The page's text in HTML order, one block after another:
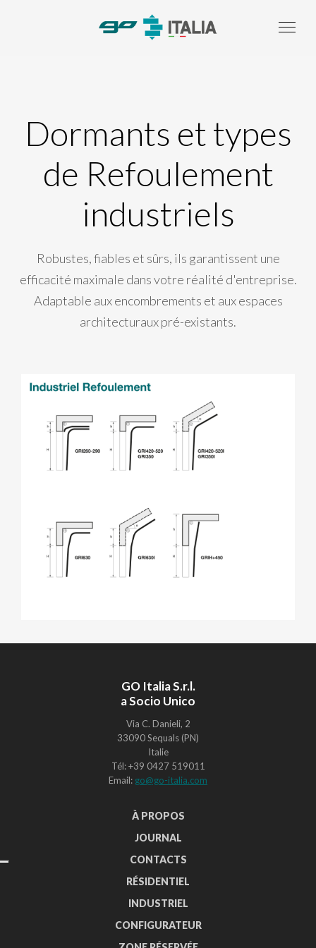
Dormants et types
de Refoulement
industriels
Robustes, fiables et sûrs, ils garantissent une
efficacité maximale dans votre réalité d'entreprise.
Adaptable aux encombrements et aux espaces
architecturaux pré-existants.
GO Italia S.r.l.
a Socio Unico
Via C. Danieli, 2
33090 Sequals (PN)
Italie
Tél: +39 0427 519011
Email: go@go-italia.com
À PROPOS
JOURNAL
CONTACTS
RÉSIDENTIEL
INDUSTRIEL
CONFIGURATEUR